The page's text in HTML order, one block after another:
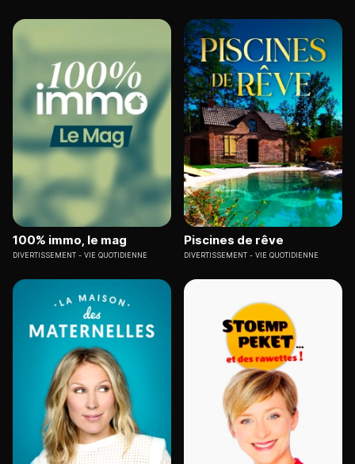
100% immo, le mag
DIVERTISSEMENT VIE QUOTIDIENNE
Piscines de rêve
DIVERTISSEMENT VIE QUOTIDIENNE